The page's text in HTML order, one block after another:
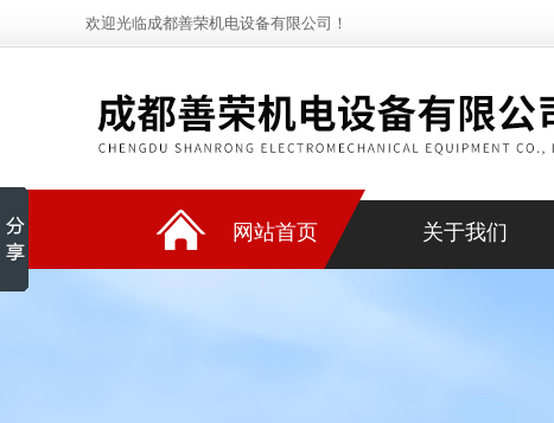
欢迎光临成都善荣机电设备有限公司！
网站首页 关于我们